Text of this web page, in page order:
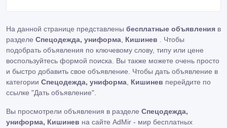
На данной странице представлены бесплатные объявления в
разделе Спецодежда, униформа Кишинев . Чтобы
подобрать объявления по ключевому слову, типу или цене
воспользуйтесь формой поиска. Вы также можете очень просто
и быстро добавить свое объявление. Чтобы дать объявление в
категории Спецодежда, униформа Кишинев перейдите по
ссылке "Дать объявление"
Вы просмотрели объявления в разделе Спецодежда,
униформа, Кишинев на сайте AdMir - мир бесплатных